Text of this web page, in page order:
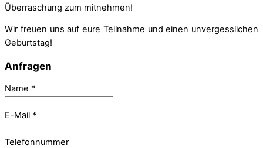
Überraschung zum mitnehmen!
Wir freuen uns auf eure Teilnahme und einen unvergesslichen
Geburtstag!
Anfragen
Name *
E-Mail *
Telefonnummer